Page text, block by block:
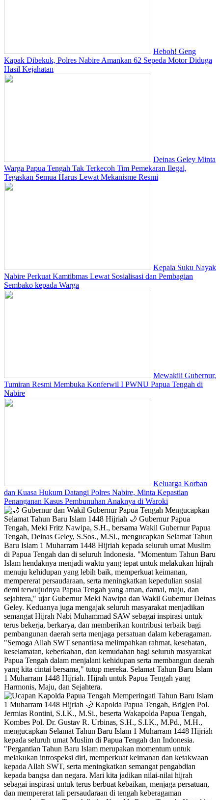
Heboh! Geng
Kapak Dibekuk, Polres Nabire Amankan 62 Sepeda Motor Diduga
Hasil Kejahatan
Deinas Geley Minta
Warga Papua Tengah Tak Terkecoh Tim Pemekaran Ilegal,
Tegaskan Semua Harus Lewat Mekanisme Resmi
Kepala Suku Nayak
Nabire Perkuat Kamtibmas Lewat Sosialisasi dan Pembagian
Sembako kepada Warga
Mewakili Gubernur,
Tumiran Resmi Membuka Konferwil I PWNU Papua Tengah di
Nabire
Keluarga Korban
dan Kuasa Hukum Datangi Polres Nabire, Minta Kepastian
Penanganan Kasus Pembunuhan Anaknya di Waroki